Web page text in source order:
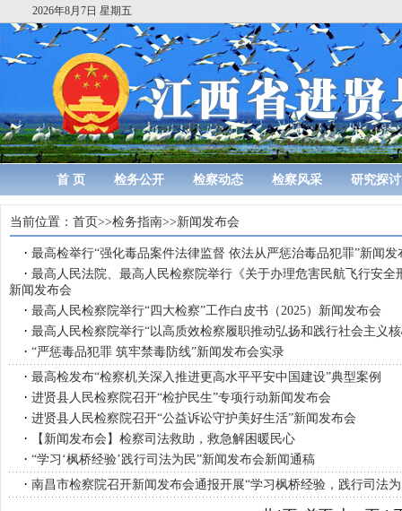
2026年8月7日 星期五
首 页 检务公开 检察动态 检察风采 研究探讨
当前位置： 首页>>检务指南>>新闻发布会
· 最高检举行“强化毒品案件法律监督 依法从严惩治毒品犯罪”新闻发
· 最高人民法院、最高人民检察院举行《关于办理危害民航飞行安
新闻发布会
· 最高人民检察院举行“四大检察”工作白皮书（2025）新闻发布会
· 最高人民检察院举行“以高质效检察履职推动弘扬和践行社会主义
· “严惩毒品犯罪 筑牢禁毒防线”新闻发布会实录
· 最高检发布“检察机关深入推进更高水平平安中国建设”典型案例
· 进贤县人民检察院召开“检护民生”专项行动新闻发布会
· 进贤县人民检察院召开“公益诉讼守护美好生活”新闻发布会
· 【新闻发布会】检察司法救助，救急解困暖民心
· “学习‘枫桥经验’践行司法为民”新闻发布会新闻通稿
· 南昌市检察院召开新闻发布会通报开展“学习枫桥经验，践行司法